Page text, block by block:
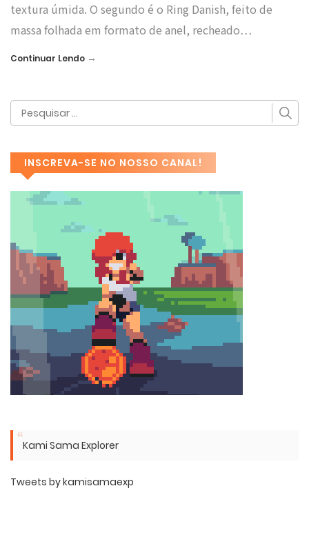
textura úmida. O segundo é o Ring Danish, feito de
massa folhada em formato de anel, recheado…
Continuar Lendo →
INSCREVA-SE NO NOSSO CANAL!
Kami Sama Explorer
Tweets by kamisamaexp